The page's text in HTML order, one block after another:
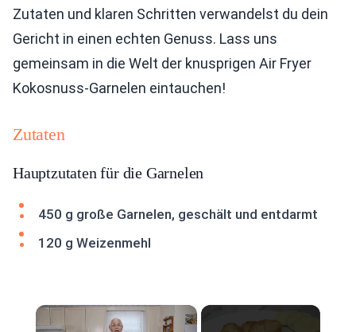
Zutaten und klaren Schritten verwandelst du dein
Gericht in einen echten Genuss. Lass uns
gemeinsam in die Welt der knusprigen Air Fryer
Kokosnuss-Garnelen eintauchen!
Zutaten
Hauptzutaten für die Garnelen
450 g große Garnelen, geschält und entdarmt
120 g Weizenmehl
×